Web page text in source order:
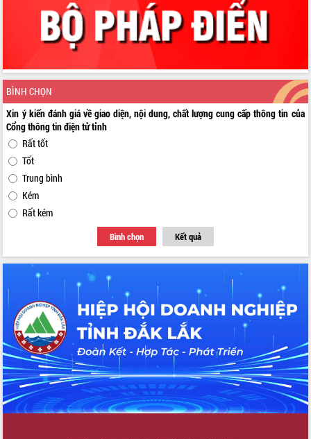
BÌNH CHỌN
Xin ý kiến đánh giá về giao diện, nội dung, chất lượng cung cấp thông tin của
Cổng thông tin điện tử tỉnh
Rất tốt
Tốt
Trung bình
Kém
Rất kém
Bình chọn Kết quả